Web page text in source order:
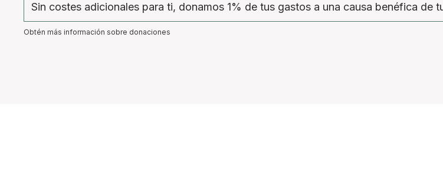
Sin costes adicionales para ti, donamos 1% de tus gastos a una causa benéfica de
Obtén más información sobre donaciones